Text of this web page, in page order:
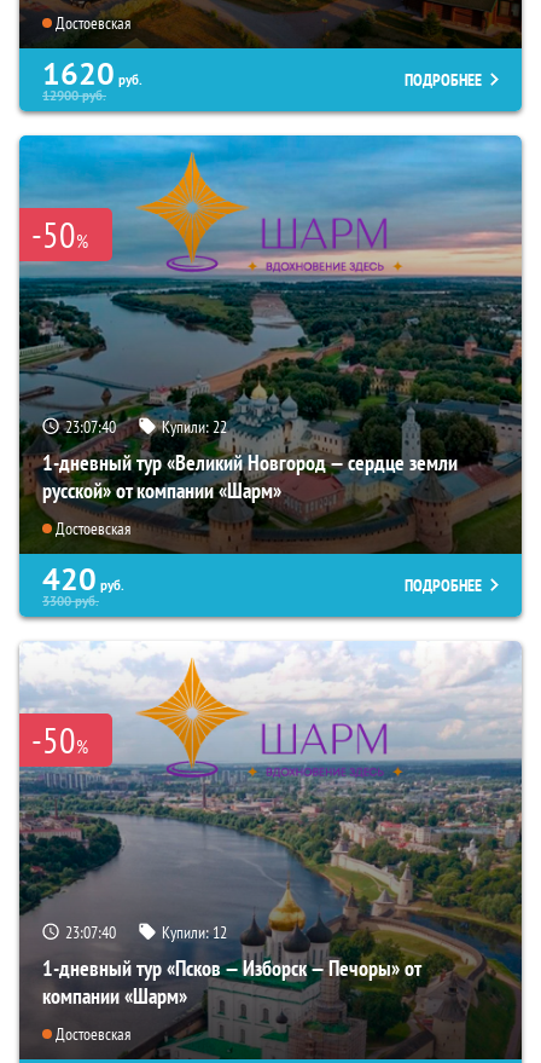
Достоевская
1620 руб.
12900руб.
ПОДРОБНЕЕ
-50%
23:07:39 Купили:22
1-дневный тур «Великий Новгород — сердце земли
русской» от компании «Шарм»
Достоевская
420 руб.
3300руб.
ПОДРОБНЕЕ
-50%
23:07:39 Купили:12
1-дневный тур «Псков — Изборск — Печоры» от
компании «Шарм»
Достоевская